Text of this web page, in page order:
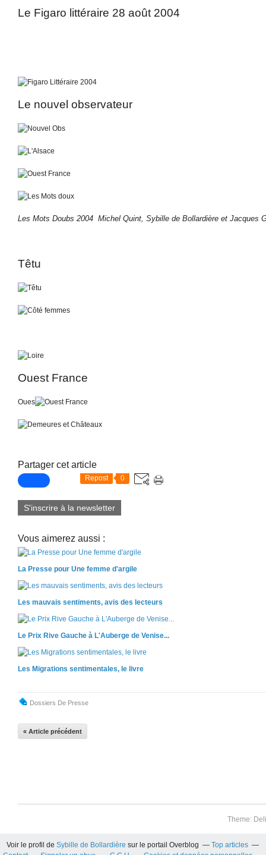
Le Figaro littéraire 28 août 2004
Le nouvel observateur
Les Mots Doubs 2004 Michel Quint, Sybille de Bollardière et Jacques
Têtu
Ouest France
Oues
Partager cet article
Repost 0
S'inscrire à la newsletter
Vous aimerez aussi :
La Presse pour Une femme d'argile
Les mauvais sentiments, avis des lecteurs
Le Prix Rive Gauche à L'Auberge de Venise...
Les Migrations sentimentales, le livre
Dossiers De Presse
« Article précédent
Theme:
Voir le profil deSybille de Bollardière sur le portail Overblog
Top articles